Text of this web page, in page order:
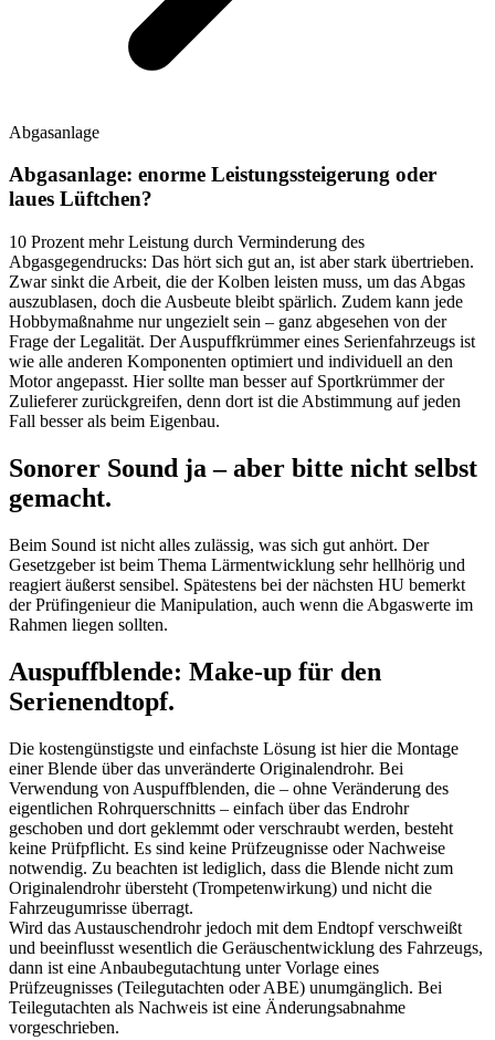
Abgasanlage
Abgasanlage: enorme Leistungssteigerung oder
laues Lüftchen?
10 Prozent mehr Leistung durch Verminderung des
Abgasgegendrucks: Das hört sich gut an, ist aber stark übertrieben.
Zwar sinkt die Arbeit, die der Kolben leisten muss, um das Abgas
auszublasen, doch die Ausbeute bleibt spärlich. Zudem kann jede
Hobbymaßnahme nur ungezielt sein – ganz abgesehen von der
Frage der Legalität. Der Auspuffkrümmer eines Serienfahrzeugs ist
wie alle anderen Komponenten optimiert und individuell an den
Motor angepasst. Hier sollte man besser auf Sportkrümmer der
Zulieferer zurückgreifen, denn dort ist die Abstimmung auf jeden
Fall besser als beim Eigenbau.
Sonorer Sound ja – aber bitte nicht selbst
gemacht.
Beim Sound ist nicht alles zulässig, was sich gut anhört. Der
Gesetzgeber ist beim Thema Lärmentwicklung sehr hellhörig und
reagiert äußerst sensibel. Spätestens bei der nächsten HU bemerkt
der Prüfingenieur die Manipulation, auch wenn die Abgaswerte im
Rahmen liegen sollten.
Auspuffblende: Make-up für den
Serienendtopf.
Die kostengünstigste und einfachste Lösung ist hier die Montage
einer Blende über das unveränderte Originalendrohr. Bei
Verwendung von Auspuffblenden, die – ohne Veränderung des
eigentlichen Rohrquerschnitts – einfach über das Endrohr
geschoben und dort geklemmt oder verschraubt werden, besteht
keine Prüfpflicht. Es sind keine Prüfzeugnisse oder Nachweise
notwendig. Zu beachten ist lediglich, dass die Blende nicht zum
Originalendrohr übersteht (Trompetenwirkung) und nicht die
Fahrzeugumrisse überragt.
Wird das Austauschendrohr jedoch mit dem Endtopf verschweißt
und beeinflusst wesentlich die Geräuschentwicklung des Fahrzeugs,
dann ist eine Anbaubegutachtung unter Vorlage eines
Prüfzeugnisses (Teilegutachten oder ABE) unumgänglich. Bei
Teilegutachten als Nachweis ist eine Änderungsabnahme
vorgeschrieben.